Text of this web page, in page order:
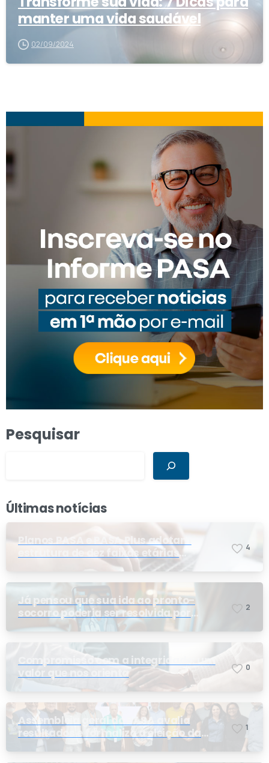
manter uma vida saudável
02/09/2024
Pesquisar
Últimas notícias
Planos PASA e PASA Plus adotam
estrutura de dez faixas etárias
conforme exigência da ANS e do STF
4
Já pensou que sua ida ao pronto-
socorro poderia ser resolvida por
telemedicina?
2
Compromisso com a integridade: um
valor que nos orienta
0
Assembleia geral do PASA avalia
resultados e formaliza a eleição da
nova conselheira
1